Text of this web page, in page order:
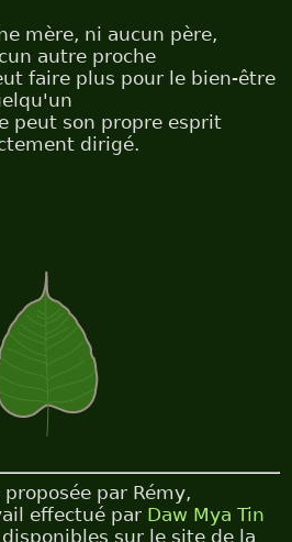
mère, ni aucun père,
autre proche
faire plus pour le bien-être
peut son propre esprit
dirigé.
par Rémy,
effectué par Daw Mya Tin
sur le site de la